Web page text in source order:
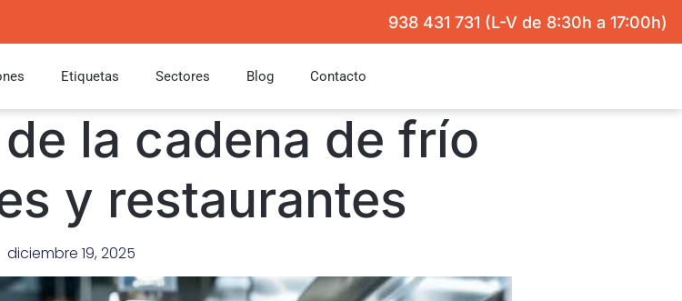
938 431 731 (L-V de 8:30h a 17:00h)
Etiquetas Sectores Blog Contacto
la cadena de frío
y restaurantes
diciembre 19, 2025